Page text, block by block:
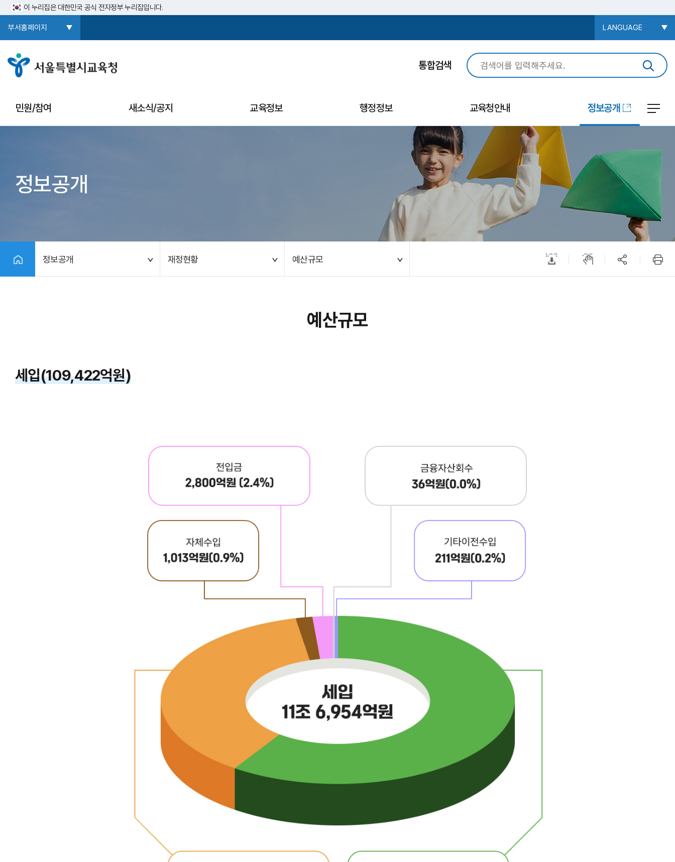
이 누리집은 대한민국 공식 전자정부 누리집입니다.
부서홈페이지 LANGUAGE
통합검색
민원/참여 새소식/공지 교육정보 행정정보 교육청안내 정보공개
정보공개
정보공개 재정현황 예산규모
예산규모
세입(109,422억원)